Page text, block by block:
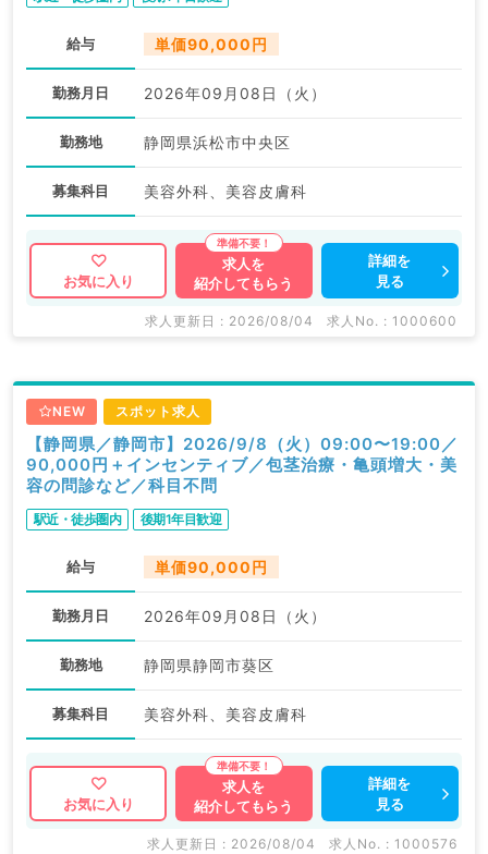
給与 単価90,000円
勤務月日 2026年09月08日（火）
勤務地 静岡県浜松市中央区
募集科目 美容外科、美容皮膚科
お気に入り
求人を
紹介してもらう
詳細を
見る
求人更新日 : 2026/08/04 求人No. : 1000600
NEW スポット求人
【静岡県／静岡市】2026/9/8（火）09:00〜19:00／
90,000円＋インセンティブ／包茎治療・亀頭増大・美
容の問診など／科目不問
駅近・徒歩圏内 後期1年目歓迎
給与 単価90,000円
勤務月日 2026年09月08日（火）
勤務地 静岡県静岡市葵区
募集科目 美容外科、美容皮膚科
お気に入り
求人を
紹介してもらう
詳細を
見る
求人更新日 : 2026/08/04 求人No. : 1000576